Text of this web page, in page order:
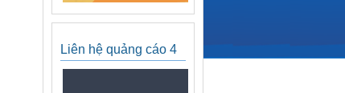
Liên hệ quảng cáo 4